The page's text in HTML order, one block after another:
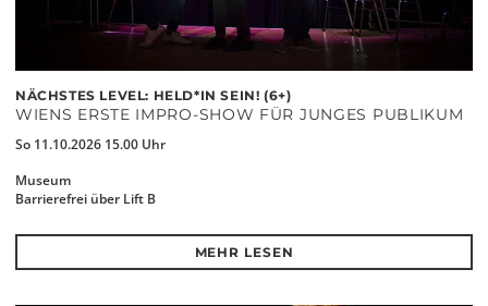
NÄCHSTES LEVEL: HELD*IN SEIN! (6+)
WIENS ERSTE IMPRO-SHOW FÜR JUNGES PUBLIKUM
So 11.10.2026 15.00 Uhr
Museum
Barrierefrei über Lift B
MEHR LESEN